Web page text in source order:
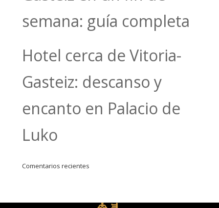
semana: guía completa
Hotel cerca de Vitoria-
Gasteiz: descanso y
encanto en Palacio de
Luko
Comentarios recientes